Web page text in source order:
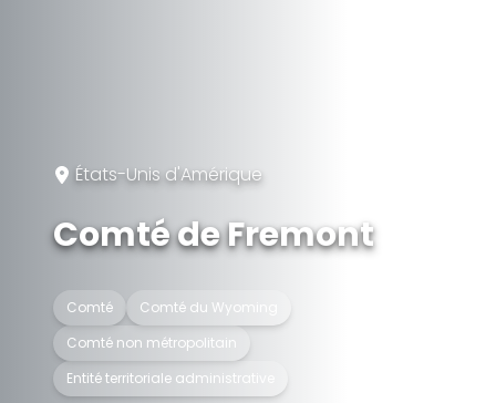
États-Unis d'Amérique
Comté de Fremont
Comté
Comté du Wyoming
Comté non métropolitain
Entité territoriale administrative